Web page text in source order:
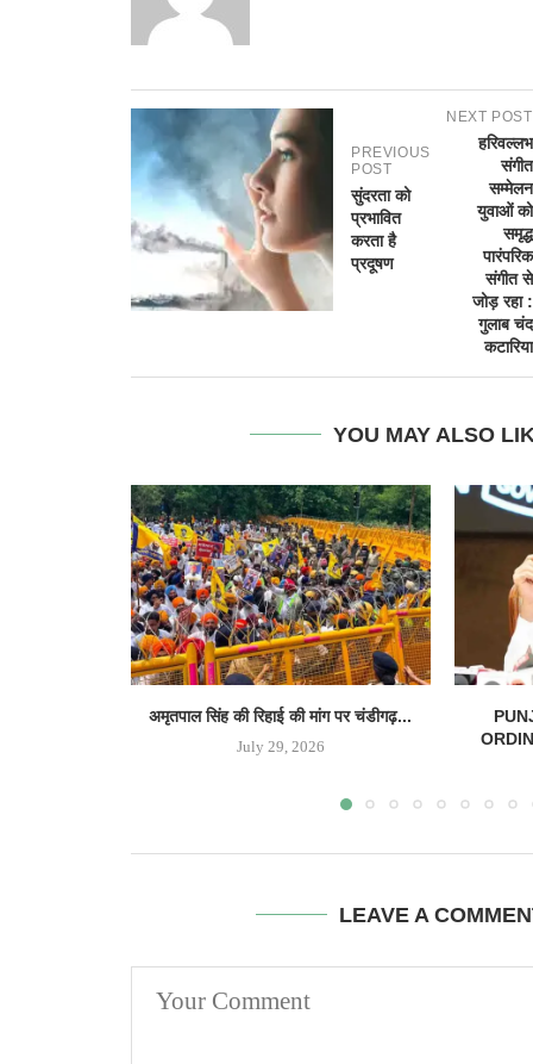
PREVIOUS
POST
सुंदरता को
प्रभावित
करता है
प्रदूषण
NEXT POST
हरिवल्लभ
संगीत
सम्मेलन
युवाओं को
समृद्ध
पारंपरिक
संगीत से
जोड़ रहा :
गुलाब चंद
कटारिया
YOU MAY ALSO
अमृतपाल सिंह की रिहाई की मांग पर चंडीगढ़...
July 29, 2026
LEAVE A